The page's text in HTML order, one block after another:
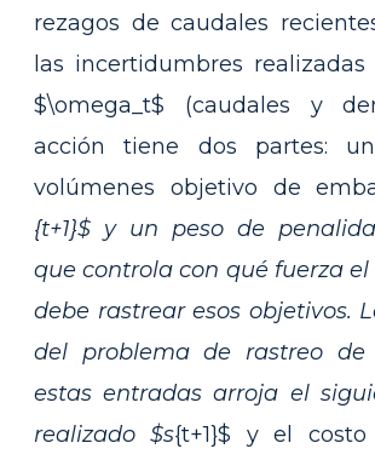
rezagos de caudales
las incertidumbres
$\omega_t$ (caudales y
acción tiene dos partes:
volúmenes objetivo de
{t+1}$ y un peso de
que controla con qué fuerza
debe rastrear esos objetivos.
del problema de rastreo de
estas entradas arroja el
realizado $s{t+1}$ y el costo